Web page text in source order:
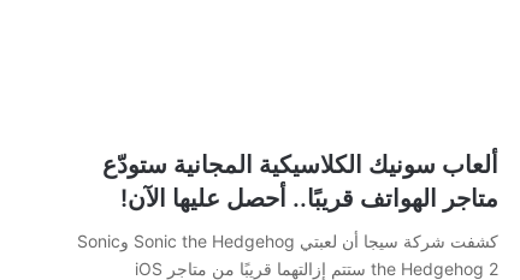
ألعاب سونيك الكلاسيكية المجانية ستودّع
متاجر الهواتف قريبًا.. أحصل عليها الآن!
كشفت شركة سيجا أن لعبتي Sonic the Hedgehog وSonic
the Hedgehog 2 ستتم إزالتهما قريبًا من متاجر iOS